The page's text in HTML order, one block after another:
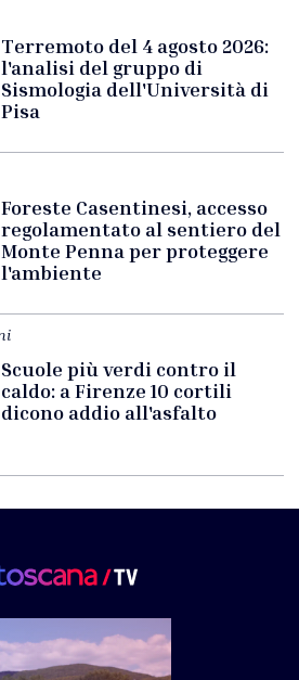
Terremoto del 4 agosto 2026:
l'analisi del gruppo di
Sismologia dell'Università di
Pisa
Foreste Casentinesi, accesso
regolamentato al sentiero del
Monte Penna per proteggere
l'ambiente
Scuole più verdi contro il
caldo: a Firenze 10 cortili
dicono addio all'asfalto